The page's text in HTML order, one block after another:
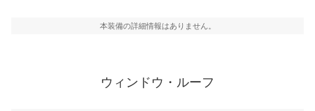
本装備の詳細情報はありません。
ウィンドウ・ルーフ